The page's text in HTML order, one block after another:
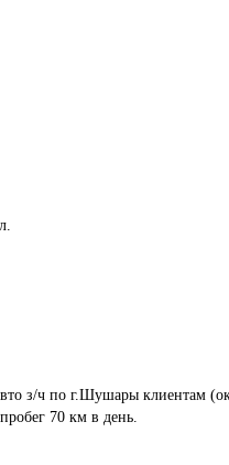
з/ч по г.Шушары клиентам
70 км в день.